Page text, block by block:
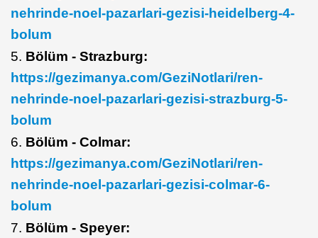
nehrinde-noel-pazarlari-gezisi-heidelberg-4-
bolum
5. Bölüm - Strazburg:
https://gezimanya.com/GeziNotlari/ren-
nehrinde-noel-pazarlari-gezisi-strazburg-5-
bolum
6. Bölüm - Colmar:
https://gezimanya.com/GeziNotlari/ren-
nehrinde-noel-pazarlari-gezisi-colmar-6-
bolum
7. Bölüm - Speyer: